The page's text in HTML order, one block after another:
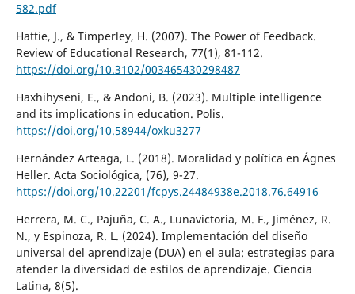
582.pdf
Hattie, J., & Timperley, H. (2007). The Power of Feedback.
Review of Educational Research, 77(1), 81-112.
https://doi.org/10.3102/003465430298487
Haxhihyseni, E., & Andoni, B. (2023). Multiple intelligence
and its implications in education. Polis.
https://doi.org/10.58944/oxku3277
Hernández Arteaga, L. (2018). Moralidad y política en Ágnes
Heller. Acta Sociológica, (76), 9-27.
https://doi.org/10.22201/fcpys.24484938e.2018.76.64916
Herrera, M. C., Pajuña, C. A., Lunavictoria, M. F., Jiménez, R.
N., y Espinoza, R. L. (2024). Implementación del diseño
universal del aprendizaje (DUA) en el aula: estrategias para
atender la diversidad de estilos de aprendizaje. Ciencia
Latina, 8(5).